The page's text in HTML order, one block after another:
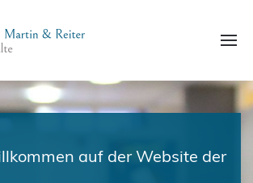
auf der Website der